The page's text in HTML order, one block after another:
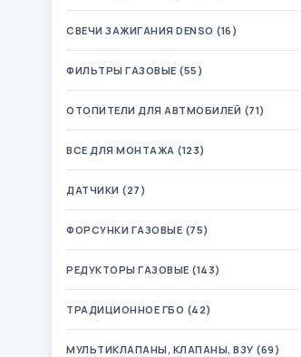
СВЕЧИ ЗАЖИГАНИЯ DENSO (16)
ФИЛЬТРЫ ГАЗОВЫЕ (55)
ОТОПИТЕЛИ ДЛЯ АВТМОБИЛЕЙ (71)
ВСЕ ДЛЯ МОНТАЖА (123)
ДАТЧИКИ (27)
ФОРСУНКИ ГАЗОВЫЕ (75)
РЕДУКТОРЫ ГАЗОВЫЕ (143)
ТРАДИЦИОННОЕ ГБО (42)
МУЛЬТИКЛАПАНЫ, КЛАПАНЫ, ВЗУ (69)